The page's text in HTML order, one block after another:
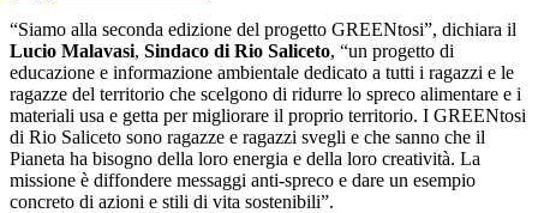
“Siamo alla seconda edizione del progetto GREENtosi”, dichiara il
Lucio Malavasi, Sindaco di Rio Saliceto, “un progetto di
educazione e informazione ambientale dedicato a tutti i ragazzi e le
ragazze del territorio che scelgono di ridurre lo spreco alimentare e i
materiali usa e getta per migliorare il proprio territorio. I GREENtosi
di Rio Saliceto sono ragazze e ragazzi svegli e che sanno che il
Pianeta ha bisogno della loro energia e della loro creatività. La
missione è diffondere messaggi anti-spreco e dare un esempio
concreto di azioni e stili di vita sostenibili”.